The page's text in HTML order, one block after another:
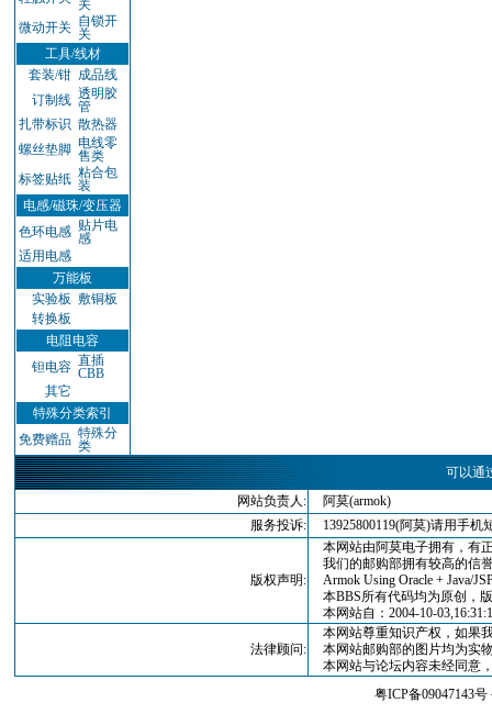
关
微动开关 自锁开
关
工具/线材
套装/钳 成品线
订制线 透明胶
管
扎带标识 散热器
螺丝垫脚 电线零
售类
标签贴纸 粘合包
装
电感/磁珠/变压器
色环电感 贴片电
感
适用电感
万能板
实验板 敷铜板
转换板
电阻电容
钽电容 直插
CBB
其它
特殊分类索引
免费赠品 特殊分
类
可以通
网站负责人:
阿莫(armok)
服务投诉:
13925800119(阿莫)请用手机
版权声明:
本网站由阿莫电子拥有，有
我们的邮购部拥有较高的信
Armok Using Oracle + Java/
本BBS所有代码均为原创，
本网站自：2004-10-
法律顾问:
本网站尊重知识产权，如果
本网站邮购部的图片均为实
本网站与论坛内容未经同意
粤ICP备09047143